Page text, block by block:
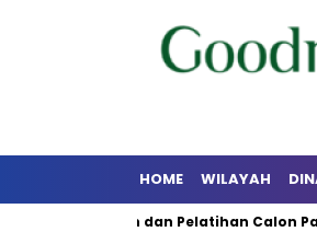
HOME WILAYAH
Pendidikan dan Pelatihan Calon